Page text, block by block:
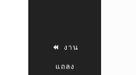
งาน
แถลง